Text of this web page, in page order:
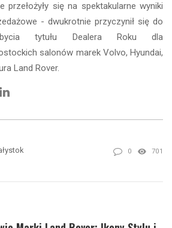
przełożyły się na spektakularne wyniki
- dwukrotnie przyczynił się do
tytułu Dealera Roku dla
salonów marek Volvo, Hyundai,
Land Rover.
Linkedin
0 701